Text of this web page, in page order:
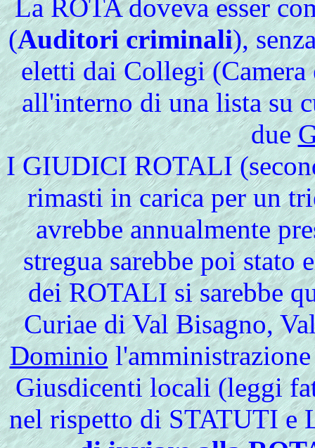
La ROTA doveva esser
(Auditori criminali),
eletti dai Collegi (Camera
all'interno di una lista su
due
IGIUDICI ROTALI
rimasti in carica per un
avrebbe annualmente
stregua sarebbe poi
dei ROTALI si sarebbe
Curiae di Val Bisagno,
Dominiol'amministrazione
Giusdicenti locali (leggi
nel rispetto di STATUTI